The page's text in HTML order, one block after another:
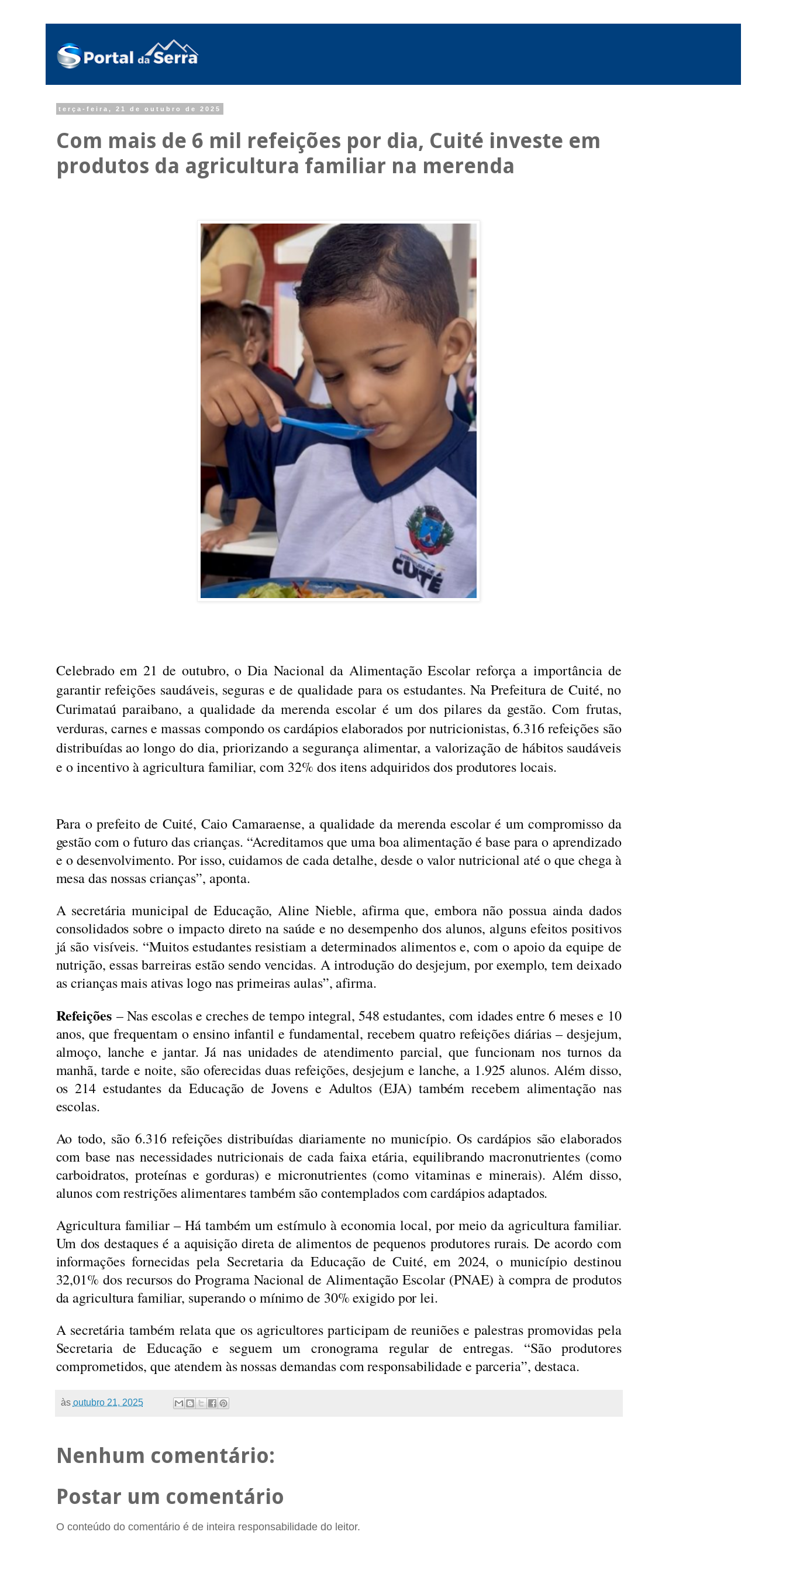
terça-feira, 21 de outubro de 2025
Com mais de 6 mil refeições por dia, Cuité investe em
produtos da agricultura familiar na merenda
Celebrado em 21 de outubro, o Dia Nacional da Alimentação Escolar reforça a importância de
garantir refeições saudáveis, seguras e de qualidade para os estudantes. Na Prefeitura de Cuité, no
Curimataú paraibano, a qualidade da merenda escolar é um dos pilares da gestão. Com frutas,
verduras, carnes e massas compondo os cardápios elaborados por nutricionistas, 6.316 refeições são
distribuídas ao longo do dia, priorizando a segurança alimentar, a valorização de hábitos saudáveis
e o incentivo à agricultura familiar, com 32% dos itens adquiridos dos produtores locais.
Para o prefeito de Cuité, Caio Camaraense, a qualidade da merenda escolar é um compromisso da
gestão com o futuro das crianças. “Acreditamos que uma boa alimentação é base para o aprendizado
e o desenvolvimento. Por isso, cuidamos de cada detalhe, desde o valor nutricional até o que chega à
mesa das nossas crianças”, aponta.
A secretária municipal de Educação, Aline Nieble, afirma que, embora não possua ainda dados
consolidados sobre o impacto direto na saúde e no desempenho dos alunos, alguns efeitos positivos
já são visíveis. “Muitos estudantes resistiam a determinados alimentos e, com o apoio da equipe de
nutrição, essas barreiras estão sendo vencidas. A introdução do desjejum, por exemplo, tem deixado
as crianças mais ativas logo nas primeiras aulas”, afirma.
Refeições– Nas escolas e creches de tempo integral, 548 estudantes, com idades entre 6 meses e 10
anos, que frequentam o ensino infantil e fundamental, recebem quatro refeições diárias – desjejum,
almoço, lanche e jantar. Já nas unidades de atendimento parcial, que funcionam nos turnos da
manhã, tarde e noite, são oferecidas duas refeições, desjejum e lanche, a 1.925 alunos. Além disso,
os 214 estudantes da Educação de Jovens e Adultos (EJA) também recebem alimentação nas
escolas.
Ao todo, são 6.316 refeições distribuídas diariamente no município. Os cardápios são elaborados
com base nas necessidades nutricionais de cada faixa etária, equilibrando macronutrientes (como
carboidratos, proteínas e gorduras) e micronutrientes (como vitaminas e minerais). Além disso,
alunos com restrições alimentares também são contemplados com cardápios adaptados.
Agricultura familiar – Há também um estímulo à economia local, por meio da agricultura familiar.
Um dos destaques é a aquisição direta de alimentos de pequenos produtores rurais. De acordo com
informações fornecidas pela Secretaria da Educação de Cuité, em 2024, o município destinou
32,01% dos recursos do Programa Nacional de Alimentação Escolar (PNAE) à compra de produtos
da agricultura familiar, superando o mínimo de 30% exigido por lei.
A secretária também relata que os agricultores participam de reuniões e palestras promovidas pela
Secretaria de Educação e seguem um cronograma regular de entregas. “São produtores
comprometidos, que atendem às nossas demandas com responsabilidade e parceria”, destaca.
às outubro 21, 2025
Nenhum comentário:
Postar um comentário
O conteúdo do comentário é de inteira responsabilidade do leitor.